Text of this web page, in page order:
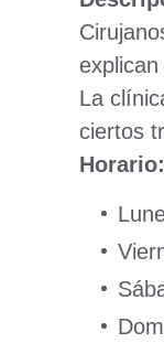
La
ciertos
Horario: